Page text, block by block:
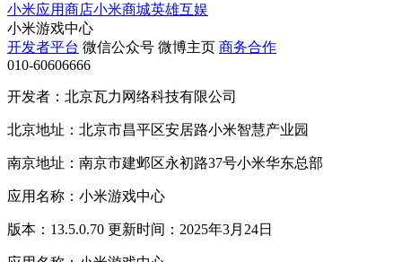
小米应用商店小米商城英雄互娱
小米游戏中心
开发者平台 微信公众号 微博主页 商务合作
010-60606666
开发者：北京瓦力网络科技有限公司
北京地址：北京市昌平区安居路小米智慧产业园
南京地址：南京市建邺区永初路37号小米华东总部
应用名称：小米游戏中心
版本：13.5.0.70 更新时间：2025年3月24日